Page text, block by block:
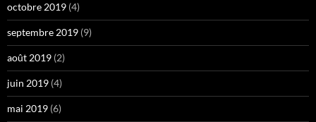
octobre 2019 (4)
septembre 2019 (9)
août 2019 (2)
juin 2019 (4)
mai 2019 (6)